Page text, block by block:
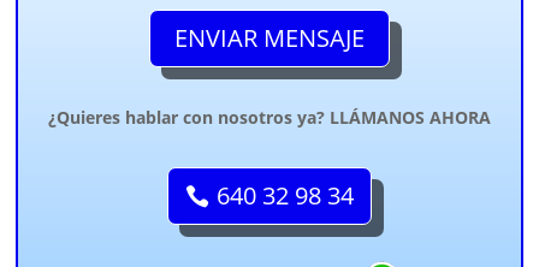
ENVIAR MENSAJE
¿Quieres hablar con nosotros ya? LLÁMANOS AHORA
640 32 98 34